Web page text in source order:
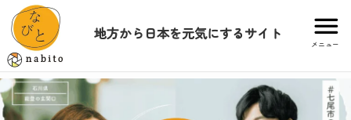
地方から日本を元気にするサイト
メニュー